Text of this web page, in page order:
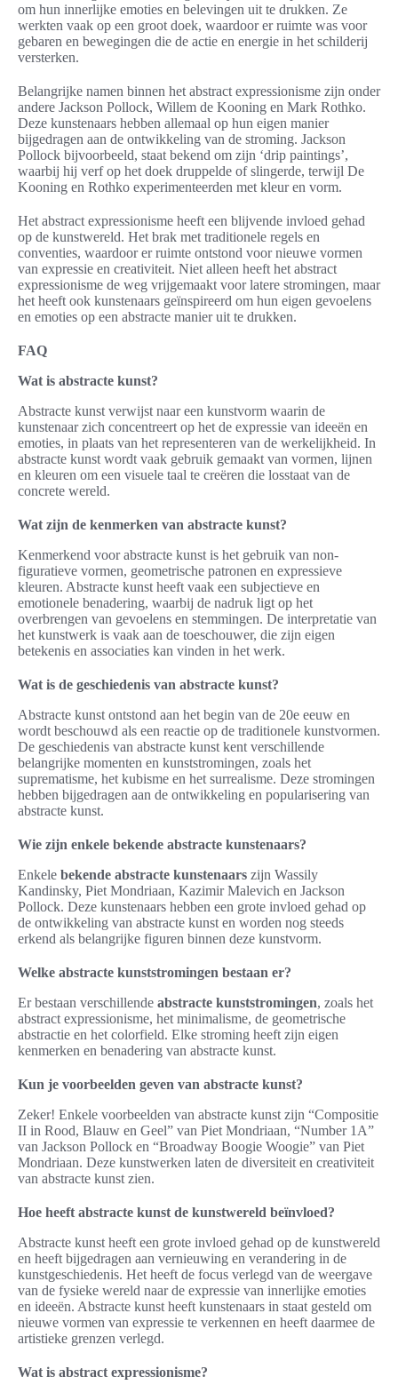
om hun innerlijke emoties en belevingen uit te drukken. Ze
werkten vaak op een groot doek, waardoor er ruimte was voor
gebaren en bewegingen die de actie en energie in het schilderij
versterken.
Belangrijke namen binnen het abstract expressionisme zijn onder
andere Jackson Pollock, Willem de Kooning en Mark Rothko.
Deze kunstenaars hebben allemaal op hun eigen manier
bijgedragen aan de ontwikkeling van de stroming. Jackson
Pollock bijvoorbeeld, staat bekend om zijn ‘drip paintings’,
waarbij hij verf op het doek druppelde of slingerde, terwijl De
Kooning en Rothko experimenteerden met kleur en vorm.
Het abstract expressionisme heeft een blijvende invloed gehad
op de kunstwereld. Het brak met traditionele regels en
conventies, waardoor er ruimte ontstond voor nieuwe vormen
van expressie en creativiteit. Niet alleen heeft het abstract
expressionisme de weg vrijgemaakt voor latere stromingen, maar
het heeft ook kunstenaars geïnspireerd om hun eigen gevoelens
en emoties op een abstracte manier uit te drukken.
FAQ
Wat is abstracte kunst?
Abstracte kunst verwijst naar een kunstvorm waarin de
kunstenaar zich concentreert op het de expressie van ideeën en
emoties, in plaats van het representeren van de werkelijkheid. In
abstracte kunst wordt vaak gebruik gemaakt van vormen, lijnen
en kleuren om een visuele taal te creëren die losstaat van de
concrete wereld.
Wat zijn de kenmerken van abstracte kunst?
Kenmerkend voor abstracte kunst is het gebruik van non-
figuratieve vormen, geometrische patronen en expressieve
kleuren. Abstracte kunst heeft vaak een subjectieve en
emotionele benadering, waarbij de nadruk ligt op het
overbrengen van gevoelens en stemmingen. De interpretatie van
het kunstwerk is vaak aan de toeschouwer, die zijn eigen
betekenis en associaties kan vinden in het werk.
Wat is de geschiedenis van abstracte kunst?
Abstracte kunst ontstond aan het begin van de 20e eeuw en
wordt beschouwd als een reactie op de traditionele kunstvormen.
De geschiedenis van abstracte kunst kent verschillende
belangrijke momenten en kunststromingen, zoals het
suprematisme, het kubisme en het surrealisme. Deze stromingen
hebben bijgedragen aan de ontwikkeling en popularisering van
abstracte kunst.
Wie zijn enkele bekende abstracte kunstenaars?
Enkele bekende abstracte kunstenaars zijn Wassily
Kandinsky, Piet Mondriaan, Kazimir Malevich en Jackson
Pollock. Deze kunstenaars hebben een grote invloed gehad op
de ontwikkeling van abstracte kunst en worden nog steeds
erkend als belangrijke figuren binnen deze kunstvorm.
Welke abstracte kunststromingen bestaan er?
Er bestaan verschillende abstracte kunststromingen, zoals het
abstract expressionisme, het minimalisme, de geometrische
abstractie en het colorfield. Elke stroming heeft zijn eigen
kenmerken en benadering van abstracte kunst.
Kun je voorbeelden geven van abstracte kunst?
Zeker! Enkele voorbeelden van abstracte kunst zijn “Compositie
II in Rood, Blauw en Geel” van Piet Mondriaan, “Number 1A”
van Jackson Pollock en “Broadway Boogie Woogie” van Piet
Mondriaan. Deze kunstwerken laten de diversiteit en creativiteit
van abstracte kunst zien.
Hoe heeft abstracte kunst de kunstwereld beïnvloed?
Abstracte kunst heeft een grote invloed gehad op de kunstwereld
en heeft bijgedragen aan vernieuwing en verandering in de
kunstgeschiedenis. Het heeft de focus verlegd van de weergave
van de fysieke wereld naar de expressie van innerlijke emoties
en ideeën. Abstracte kunst heeft kunstenaars in staat gesteld om
nieuwe vormen van expressie te verkennen en heeft daarmee de
artistieke grenzen verlegd.
Wat is abstract expressionisme?